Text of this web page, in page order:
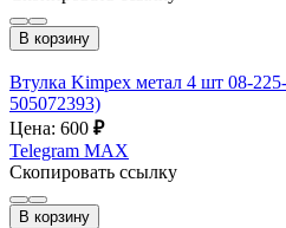
В корзину
Втулка Kimpex метал 4 шт 08-
505072393)
Цена: 600 ₽
Telegram MAX
Скопировать ссылку
В корзину